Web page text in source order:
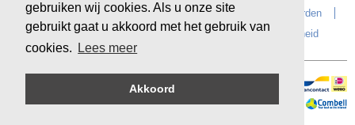
gebruiken wij cookies. Als u onze site
gebruikt gaat u akkoord met het gebruik van
cookies.
Lees meer
Akkoord
Vragen?
Reiskantoren Extras
Reisvoorwaarden
Reisverzekeringen
privacyverklaring Duurzaamheid
Veilig online betalen